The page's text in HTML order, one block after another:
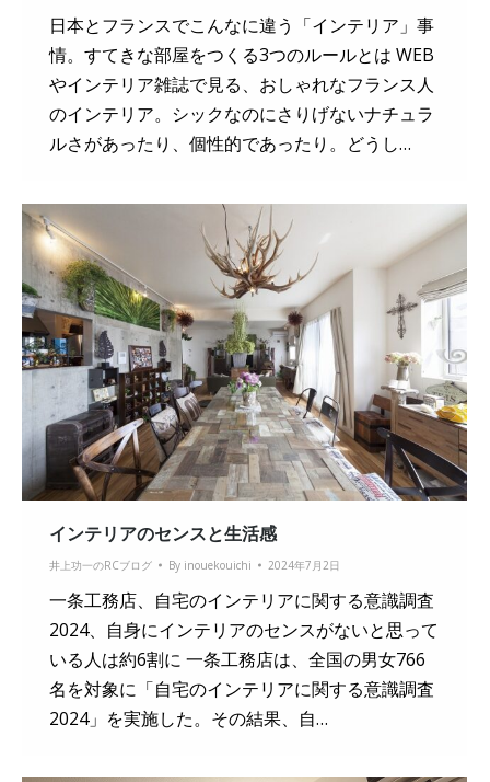
日本とフランスでこんなに違う「インテリア」事
情。すてきな部屋をつくる3つのルールとは WEB
やインテリア雑誌で見る、おしゃれなフランス人
のインテリア。シックなのにさりげないナチュラ
ルさがあったり、個性的であったり。どうし…
インテリアのセンスと生活感
井上功一のRCブログ By inouekouichi 2024年7月2日
一条工務店、自宅のインテリアに関する意識調査
2024、自身にインテリアのセンスがないと思って
いる人は約6割に 一条工務店は、全国の男女766
名を対象に「自宅のインテリアに関する意識調査
2024」を実施した。その結果、自…